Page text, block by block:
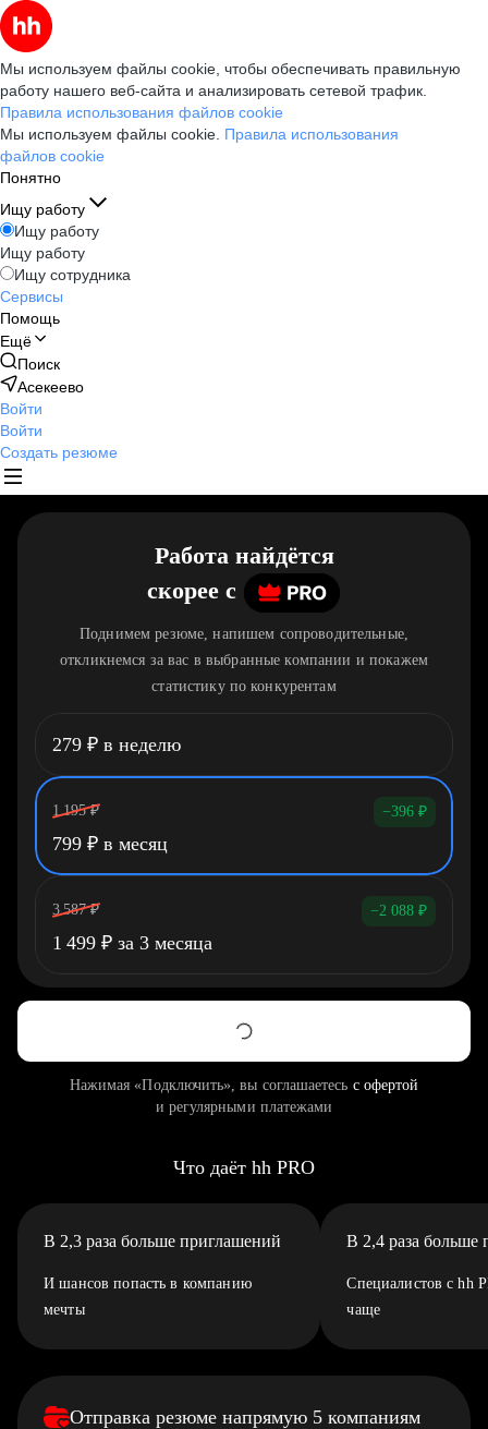
Мы используем файлы cookie, чтобы обеспечивать правильную
работу нашего веб-сайта и анализировать сетевой трафик.
Правила использования файлов cookie
Мы используем файлы cookie. Правила использования
файлов cookie
Понятно
Ищу работу
Ищу работу
Ищу работу
Ищу сотрудника
Сервисы
Помощь
Ещё
Поиск
Асекеево
Войти
Войти
Создать резюме
Работа найдётся
скорее c
Поднимем резюме, напишем сопроводительные,
откликнемся за вас в выбранные компании и покажем
статистику по конкурентам
279 ₽ в неделю
1 195 ₽ −396 ₽
799 ₽ в месяц
3 587 ₽ −2 088 ₽
1 499 ₽ за 3 месяца
Нажимая «Подключить», вы соглашаетесь с офертой
и регулярными платежами
Что даёт hh PRO
В 2,3 раза больше приглашений
И шансов попасть в компанию
мечты
В 2,4 раза больше
Специалистов с hh
чаще
Отправка резюме напрямую 5 компаниям